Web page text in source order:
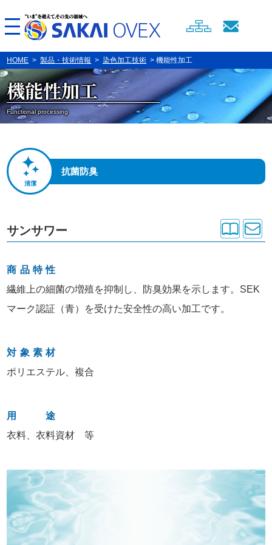
HOME >製品・技術情報 >染色加工技術 > 機能性加工
機能性加工
Functional processing
清潔
抗菌防臭
サンサワー
商品特性
繊維上の細菌の増殖を抑制し、防臭効果を示します。SEK
マーク認証（青）を受けた安全性の高い加工です。
対象素材
ポリエステル、複合
用途
衣料、衣料資材 等